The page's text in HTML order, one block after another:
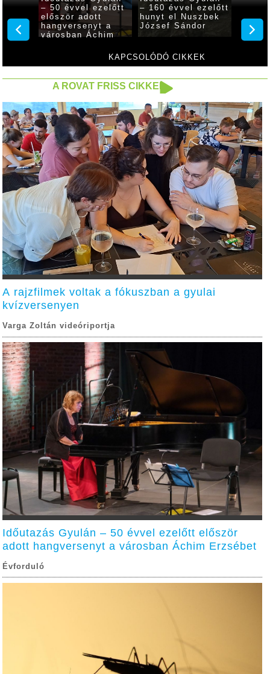
KAPCSOLÓDÓ CIKKEK
– 50 évvel ezelőtt
először adott
hangversenyt a
városban Áchim
– 160 évvel ezelőtt
hunyt el Nuszbek
József Sándor
tették
főút
A ROVAT FRISS CIKKEI
A rajzfilmek voltak a fókuszban a gyulai
kvízversenyen
Varga Zoltán videóriportja
Időutazás Gyulán – 50 évvel ezelőtt először
adott hangversenyt a városban Áchim Erzsébet
Évforduló